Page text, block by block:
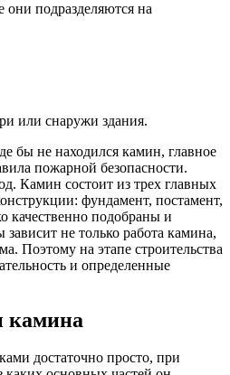
подразделяются на
или снаружи здания.
бы не находился камин, главное
пожарной безопасности.
Камин состоит из трех главных
фундамент, постамент,
качественно подобраны и
не только работа камина,
Поэтому на этапе строительства
и определенные
камина
достаточно просто, при